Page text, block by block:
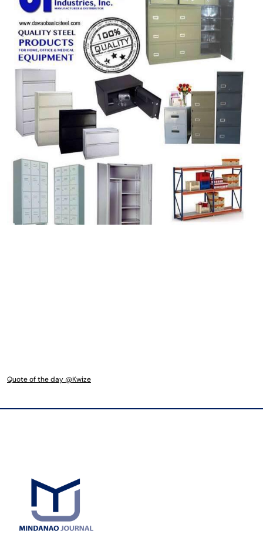
Quote of the day @Kwize